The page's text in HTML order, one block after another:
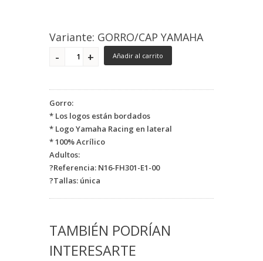
Variante: GORRO/CAP YAMAHA
Añadir al carrito
Gorro:
* Los logos están bordados
* Logo Yamaha Racing en lateral
* 100% Acrílico
Adultos:
?Referencia: N16-FH301-E1-00
?Tallas: única
TAMBIÉN PODRÍAN
INTERESARTE